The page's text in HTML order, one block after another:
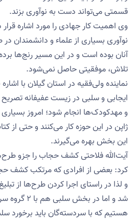
قسمتی می‌تواند دست به نوآوری بزند.
وی اهمیت کار جهادی را مورد اشاره قرار
نوآوری بسیاری از علماء و دانشمندان
آنان بوده است و در این مسیر رنج‌ها
تلاش، موفقیتی حاصل نمی‌شود.
نماینده ولی‌فقیه در استان گیلان با
ایجابی و سلبی در زیست عفیفانه تصریح
و مهدکودک‌ها انجام شود؛ امروز
ژاپن در این حوزه کار می‌‌کنند و حتی از
این بخش بهره می‌گیرند.
آیت‌الله فلاحتی کشف حجاب را جزو
کرد: بعضی از افرادی که مرتکب کشف
و لذا در راستای اجرا کردن طرح‌ها از
شد و اما در
هستیم که با سردسته‌گان باید برخورد